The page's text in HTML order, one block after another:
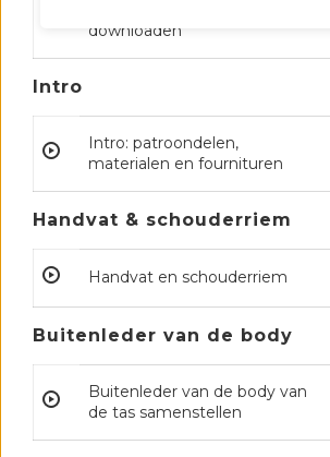
downloaden
Intro
Intro: patroondelen,
materialen en fournituren
Handvat & schouderriem
Handvat en schouderriem
Buitenleder van de body
Buitenleder van de body van
de tas samenstellen